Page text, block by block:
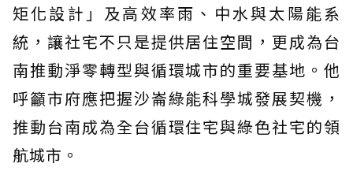
矩化設計」及高效率雨、中水與太陽能系
統，讓社宅不只是提供居住空間，更成為台
南推動淨零轉型與循環城市的重要基地。他
呼籲市府應把握沙崙綠能科學城發展契機，
推動台南成為全台循環住宅與綠色社宅的領
航城市。